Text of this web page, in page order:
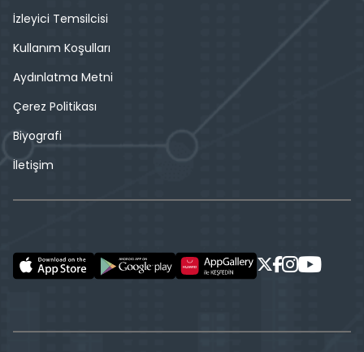
İzleyici Temsilcisi
Kullanım Koşulları
Aydınlatma Metni
Çerez Politikası
Biyografi
İletişim